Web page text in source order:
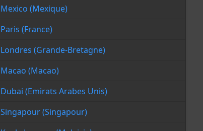
Mexico (Mexique)
Paris (France)
Londres (Grande-Bretagne)
Macao (Macao)
Dubai (Emirats Arabes Unis)
Singapour (Singapour)